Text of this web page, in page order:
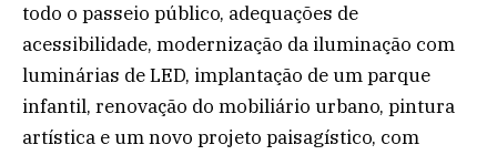
todo o passeio público, adequações de
acessibilidade, modernização da iluminação com
luminárias de LED, implantação de um parque
infantil, renovação do mobiliário urbano, pintura
artística e um novo projeto paisagístico, com